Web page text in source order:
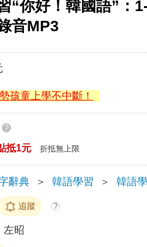
“你好！韓國語”：
音MP3
孩童上學不中斷！
?
抵1元 折抵無上限
辭典 ＞ 韓語學習 ＞ 韓語
追蹤 ?
左昭